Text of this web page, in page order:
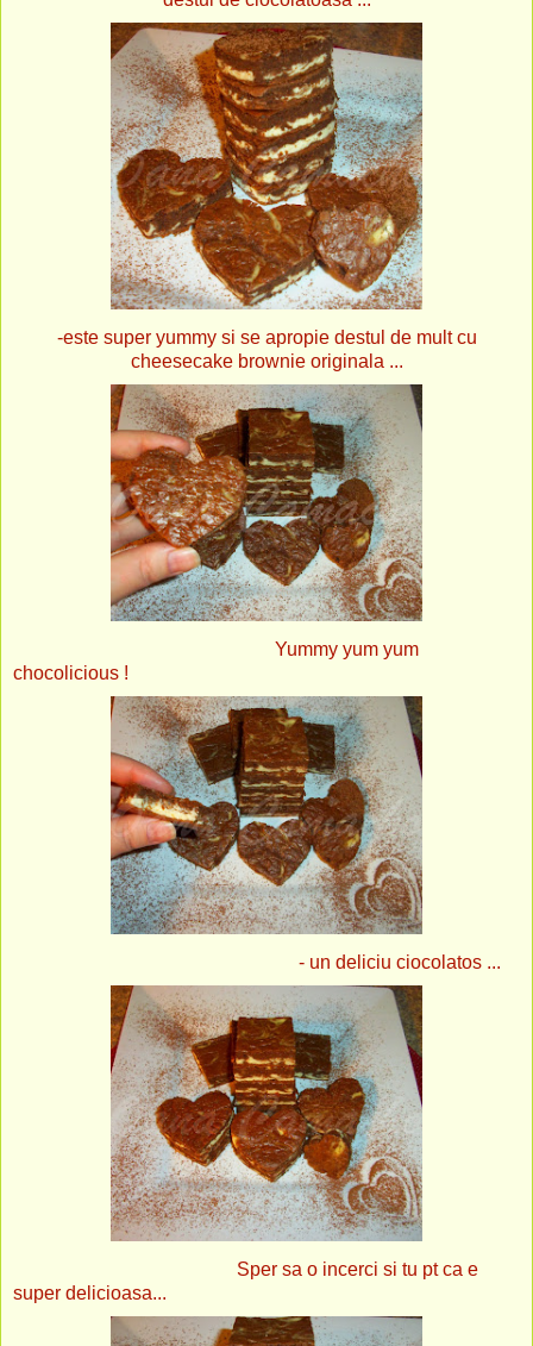
-este super yummy si se apropie destul de mult cu
cheesecake brownie originala ...
Yummy yum yum
chocolicious !
- un deliciu ciocolatos ...
Sper sa o incerci si tu pt ca e
super delicioasa...